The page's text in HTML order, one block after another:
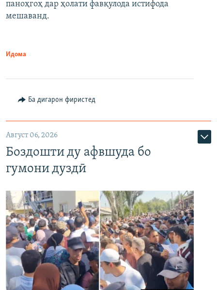
паноҳгоҳ дар ҳолати фавқулода истифода
мешаванд.
Идома
Ба дигарон фиристед
Август 06, 2026
Боздошти ду афвшуда бо
гумони дуздӣ